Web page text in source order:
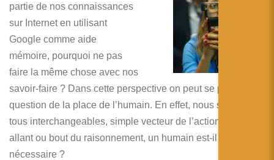
partie de nos connaissances
sur Internet en utilisant
Google comme aide
mémoire, pourquoi ne pas
faire la même chose avec nos
savoir-faire ? Dans cette perspective on peut se poser la
question de la place de l’humain. En effet, nous serions
tous interchangeables, simple vecteur de l’action. Et, en
allant ou bout du raisonnement, un humain est-il
nécessaire ?